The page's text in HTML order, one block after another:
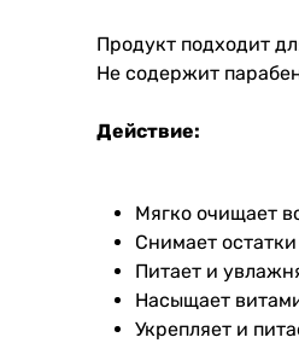
Продукт подходит
Не содержит
Действие:
Мягко очищает
Снимает
Питает и
Насыщает
Укрепляет и